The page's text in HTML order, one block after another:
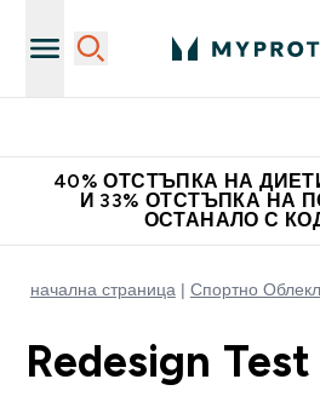
40% ОТСТЪПКА НА
И 33% ОТСТЪПКА НА
ОСТАНАЛО С КОД
начална страница Спортно
Redesign Test